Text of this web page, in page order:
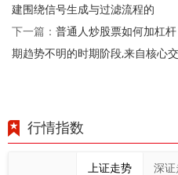
建围绕信号生成与过滤流程的
下一篇： 普通人炒股票如何加杠
期趋势不明的时期阶段,来自核心交
行情指数
上证走势 深证